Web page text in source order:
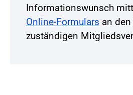
Informationswunsch
Online-Formulars an
zuständigen